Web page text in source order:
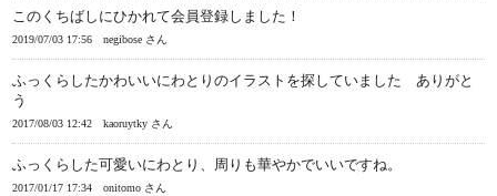
このくちばしにひかれて会員登録しました！
2019/07/03 17:56 negibose さん
ふっくらしたかわいいにわとりのイラストを探していました ありがと
う
2017/08/03 12:42 kaoruytky さん
ふっくらした可愛いにわとり、周りも華やかでいいですね。
2017/01/17 17:34 onitomo さん